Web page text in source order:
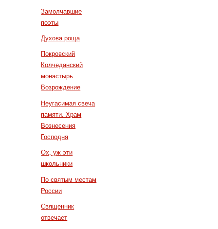
Замолчавшие
поэты
Духова роща
Покровский
Колчеданский
монастырь.
Возрождение
Неугасимая свеча
памяти. Храм
Вознесения
Господня
Ох, уж эти
школьники
По святым местам
России
Священник
отвечает